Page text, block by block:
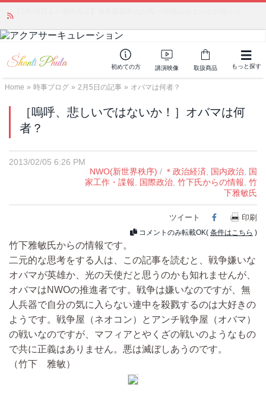
初めての方 講演映像 取扱商品 もっと探す
Home » 時事ブログ » 2月5日の記事 » オバマは何者？
［嗚呼、悲しいではないか！］オバマは何
者？
2013/02/05 6:26 PM
NWO(新世界秩序) / ＊政治経済 国内政治
国
家工作・諜報
国際政治 竹下氏からの情報 竹
下雅敏氏
ツイート Facebook
印刷
コメントのみ転載OK( 条件はこちら )
竹下雅敏氏からの情報です。
二元的な思考をする人は、この記事を読むと、戦争嫌いな
オバマが英雄か、光の天使だと思うのかも知れませんが、
オバマはNWOの推進者です。戦争は嫌いなのですが、無
人兵器で自分の気に入らない連中を殺戮するのは大好きの
ようです。戦争屋（ネオコン）とアンチ戦争屋（オバマ）
の戦いなのですが、マフィアとやくざの戦いのようなもの
で共に正義はありません。悪は滅ぼしあうのです。
（竹下 雅敏）